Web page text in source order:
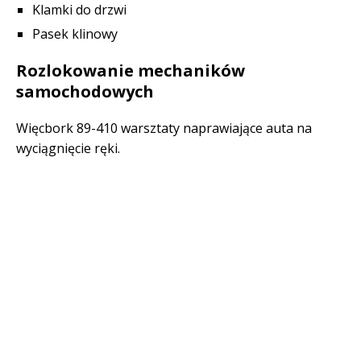
Klamki do drzwi
Pasek klinowy
Rozlokowanie mechaników
samochodowych
Więcbork 89-410 warsztaty naprawiające auta na
wyciągnięcie ręki.